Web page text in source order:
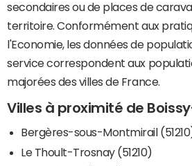
secondaires ou de places de
territoire. Conformément aux
l'Economie, les données de
service correspondent aux
majorées des villes de France.
Villes à proximité de
Bergères-sous-Montmirail
Le Thoult-Trosnay (51210)